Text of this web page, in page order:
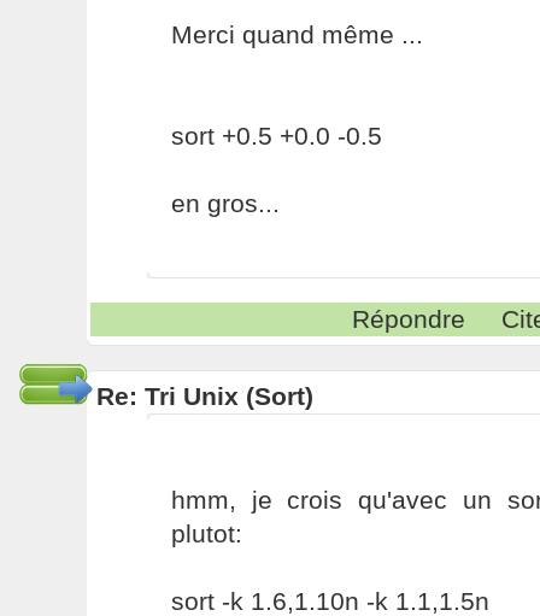
Merci quand même ...
sort +0.5 +0.0 -0.5
en gros...
Répondre
Re: Tri Unix (Sort)
hmm, je crois qu'avec un
plutot:
sort -k 1.6,1.10n -k 1.1,1.5n